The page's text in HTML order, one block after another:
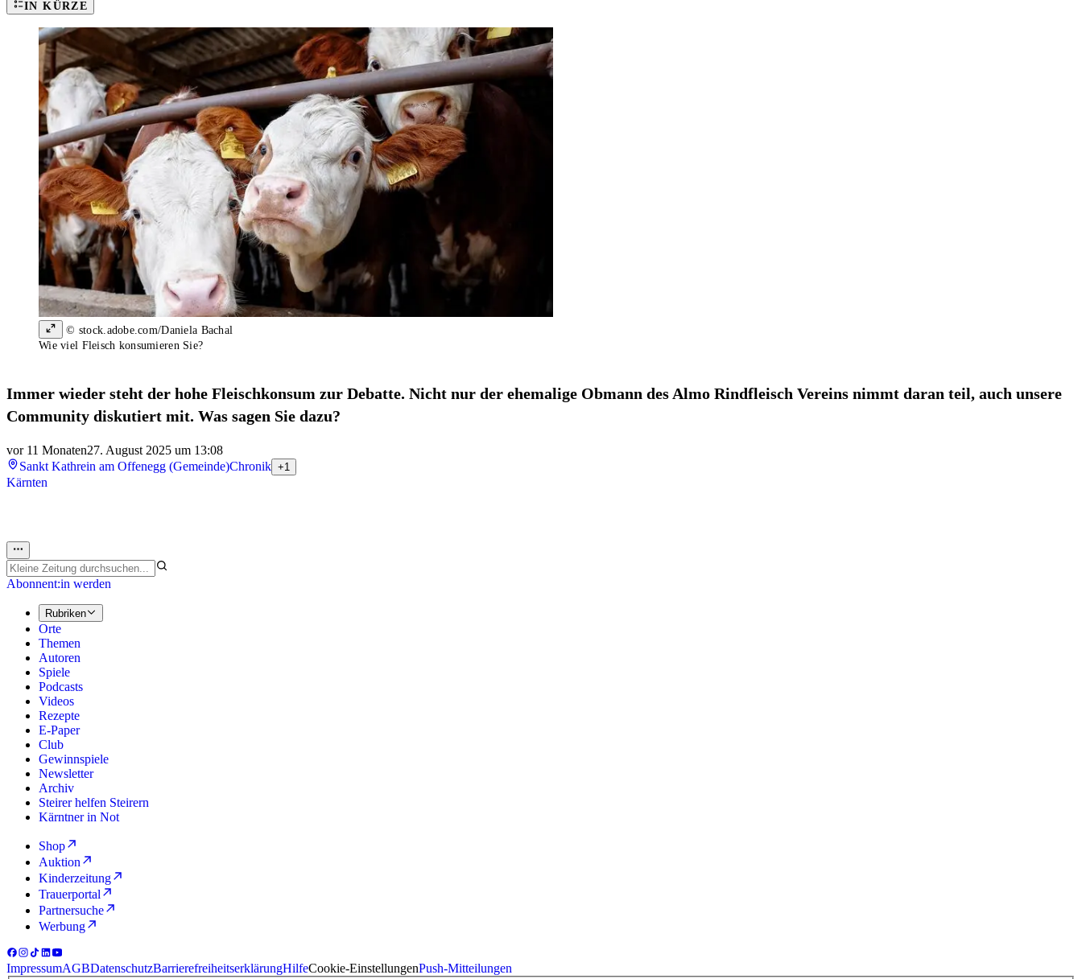
IN KÜRZE
© stock.adobe.com/Daniela Bachal
Wie viel Fleisch konsumieren Sie?
Immer wieder steht der hohe Fleischkonsum zur Debatte. Nicht nur der ehemalige Obmann des Almo Rindfleisch Vereins nimmt daran teil, auch unsere
Community diskutiert mit. Was sagen Sie dazu?
vor 11 Monaten27. August 2025 um 13:08
Sankt Kathrein am Offenegg (Gemeinde)Chronik +1
Kärnten
Abonnent:in werden
Rubriken
Orte
Themen
Autoren
Spiele
Podcasts
Videos
Rezepte
E-Paper
Club
Gewinnspiele
Newsletter
Archiv
Steirer helfen Steirern
Kärntner in Not
Shop
Auktion
Kinderzeitung
Trauerportal
Partnersuche
Werbung
ImpressumAGBDatenschutzBarrierefreiheitserklärungHilfeCookie-EinstellungenPush-Mitteilungen